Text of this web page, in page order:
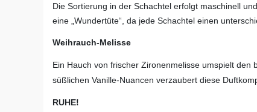
Die Sortierung in der Schachtel erfolgt maschinell
eine „Wundertüte“, da jede Schachtel einen
Weihrauch-Melisse
Ein Hauch von frischer Zironenmelisse umspielt den
süßlichen Vanille-Nuancen verzaubert diese
RUHE!